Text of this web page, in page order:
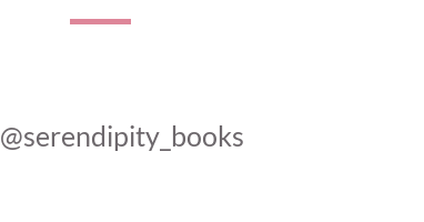
@serendipity_books